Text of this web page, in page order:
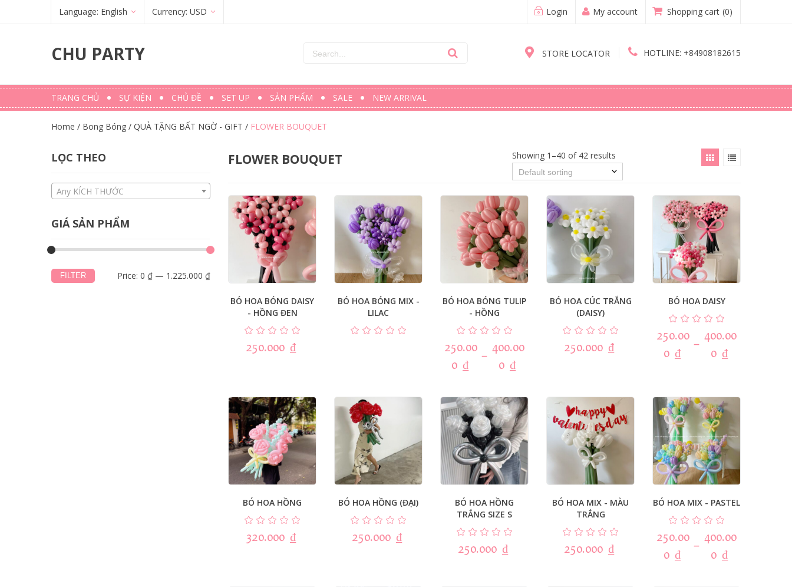
Language: English
English
Currency: USD
Login My account Shopping cart (0)
CHU PARTY STORE LOCATOR HOTLINE: +84908182615
TRANG CHỦ SỰ KIỆN CHỦ ĐỀ SET UP SẢN PHẨM SALE NEW ARRIVAL
Home / Bong Bóng / QUÀ TẶNG BẤT NGỜ - GIFT / FLOWER BOUQUET
LỌC THEO
Any KÍCH THƯỚC
GIÁ SẢN PHẨM
FILTER Price: 0 ₫ — 1.225.000 ₫
FLOWER BOUQUET Showing 1–40 of 42 results
BÓ HOA BÓNG DAISY
- HỒNG ĐEN
250.000 ₫
BÓ HOA BÓNG MIX -
LILAC
BÓ HOA BÓNG TULIP
- HỒNG
250.00
0 ₫
–
400.00
0 ₫
BÓ HOA CÚC TRẮNG
(DAISY)
250.000 ₫
BÓ HOA DAISY
250.00
0 ₫
–
400.00
0 ₫
BÓ HOA HỒNG
320.000 ₫
BÓ HOA HỒNG (ĐẠI)
250.000 ₫
BÓ HOA HỒNG
TRẮNG SIZE S
250.000 ₫
BÓ HOA MIX - MÀU
TRẮNG
250.000 ₫
BÓ HOA MIX - PASTEL
250.00
0 ₫
–
400.00
0 ₫